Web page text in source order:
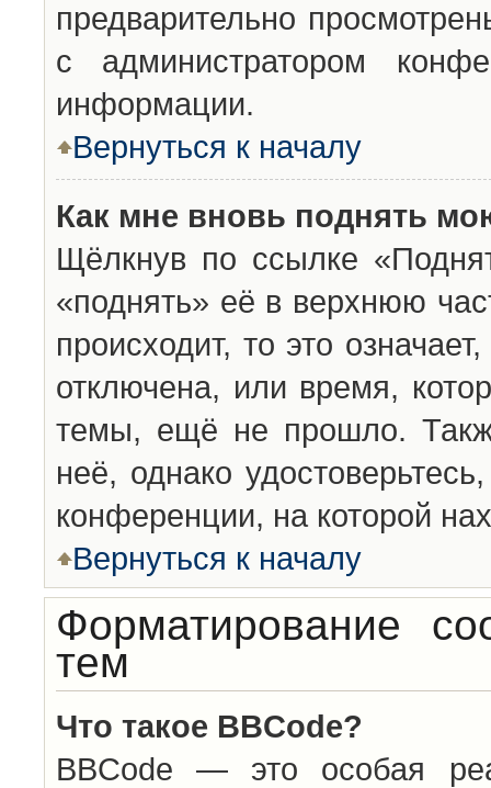
предварительно
с администратором
информации.
Вернуться к началу
Как мне вновь поднять
Щёлкнув по ссылке
«поднять» её в верхнюю
происходит, то это
отключена, или время,
темы, ещё не прошло.
неё, однако
конференции, на которой
Вернуться к началу
Форматирование
тем
Что такое BBCode?
BBCode — это особая